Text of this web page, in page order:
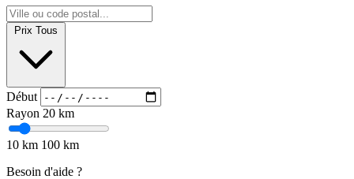
Prix Tous
Début
Rayon 20 km
10 km 100 km
Besoin d'aide ?